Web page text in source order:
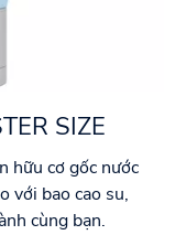
SIZE
hữu cơ gốc nước
với bao cao su,
cùng bạn.